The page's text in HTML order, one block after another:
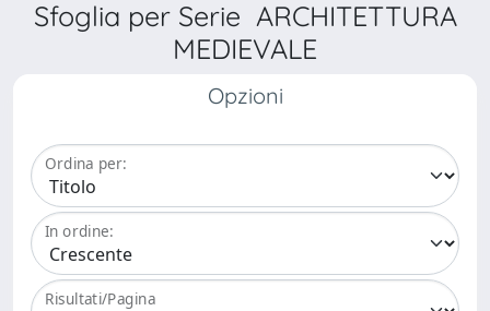
Sfoglia per Serie ARCHITETTURA
MEDIEVALE
Opzioni
Ordina per:
In ordine:
Risultati/Pagina